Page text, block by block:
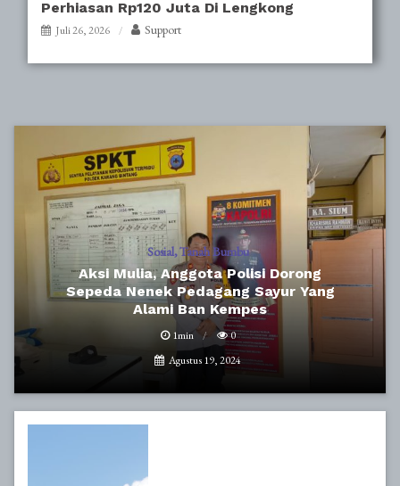
Perhiasan Rp120 Juta Di Lengkong
Juli 26, 2026 Support
Sosial Tanah Bumbu
Aksi Mulia, Anggota Polisi Dorong
Sepeda Nenek Pedagang Sayur Yang
Alami Ban Kempes
1min
0
Agustus 19, 2024